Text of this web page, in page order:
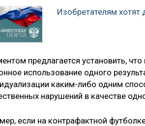
Изобретателям хотят
предлагается установить,
использование одного
каким-либо одним
нарушений в качестве
если на контрафактной